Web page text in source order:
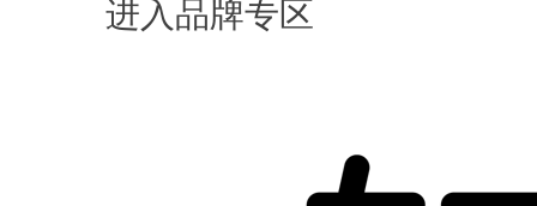
进入品牌专区